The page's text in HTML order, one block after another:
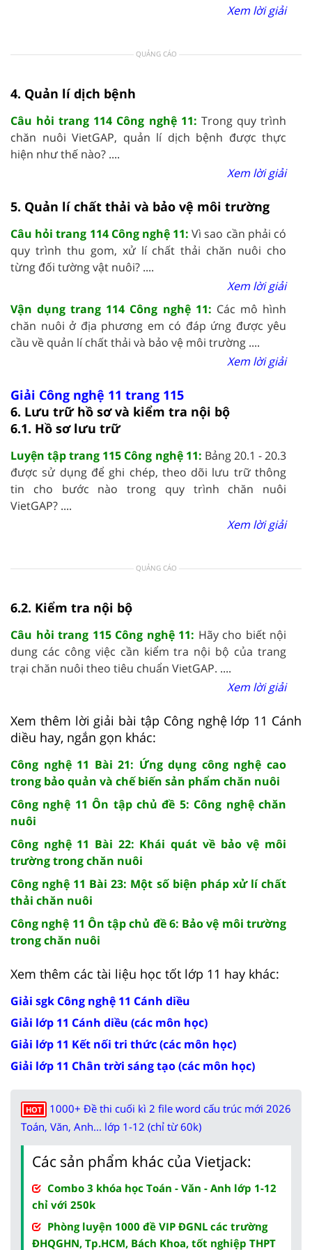
Xem lời giải
QUẢNG CÁO
4. Quản lí dịch bệnh
Câu hỏi trang 114 Công nghệ 11: Trong quy trình
chăn nuôi VietGAP, quản lí dịch bệnh được thực
hiện như thế nào? ....
Xem lời giải
5. Quản lí chất thải và bảo vệ môi trường
Câu hỏi trang 114 Công nghệ 11:Vì sao cần phải có
quy trình thu gom, xử lí chất thải chăn nuôi cho
từng đối tường vật nuôi? ....
Xem lời giải
Vận dụng trang 114 Công nghệ 11: Các mô hình
chăn nuôi ở địa phương em có đáp ứng được yêu
cầu về quản lí chất thải và bảo vệ môi trường ....
Xem lời giải
Giải Công nghệ 11 trang 115
6. Lưu trữ hồ sơ và kiểm tra nội bộ
6.1. Hồ sơ lưu trữ
Luyện tập trang 115 Công nghệ 11: Bảng 20.1 - 20.3
được sử dụng để ghi chép, theo dõi lưu trữ thông
tin cho bước nào trong quy trình chăn nuôi
VietGAP? ....
Xem lời giải
QUẢNG CÁO
6.2. Kiểm tra nội bộ
Câu hỏi trang 115 Công nghệ 11: Hãy cho biết nội
dung các công việc cần kiểm tra nội bộ của trang
trại chăn nuôi theo tiêu chuẩn VietGAP. ....
Xem lời giải
Xem thêm lời giải bài tập Công nghệ lớp 11 Cánh
diều hay, ngắn gọn khác:
Công nghệ 11 Bài 21: Ứng dụng công nghệ cao
trong bảo quản và chế biến sản phẩm chăn nuôi
Công nghệ 11 Ôn tập chủ đề 5: Công nghệ chăn
nuôi
Công nghệ 11 Bài 22: Khái quát về bảo vệ môi
trường trong chăn nuôi
Công nghệ 11 Bài 23: Một số biện pháp xử lí chất
thải chăn nuôi
Công nghệ 11 Ôn tập chủ đề 6: Bảo vệ môi trường
trong chăn nuôi
Xem thêm các tài liệu học tốt lớp 11 hay khác:
Giải sgk Công nghệ 11 Cánh diều
Giải lớp 11 Cánh diều (các môn học)
Giải lớp 11 Kết nối tri thức (các môn học)
Giải lớp 11 Chân trời sáng tạo (các môn học)
HOT
1000+ Đề thi cuối kì 2 file word cấu trúc mới 2026
Toán, Văn, Anh... lớp 1-12 (chỉ từ 60k)
Các sản phẩm khác của Vietjack:
Combo 3 khóa học Toán - Văn - Anh lớp 1-12
chỉ với 250k
Phòng luyện 1000 đề VIP ĐGNL các trường
ĐHQGHN, Tp.HCM, Bách Khoa, tốt nghiệp THPT